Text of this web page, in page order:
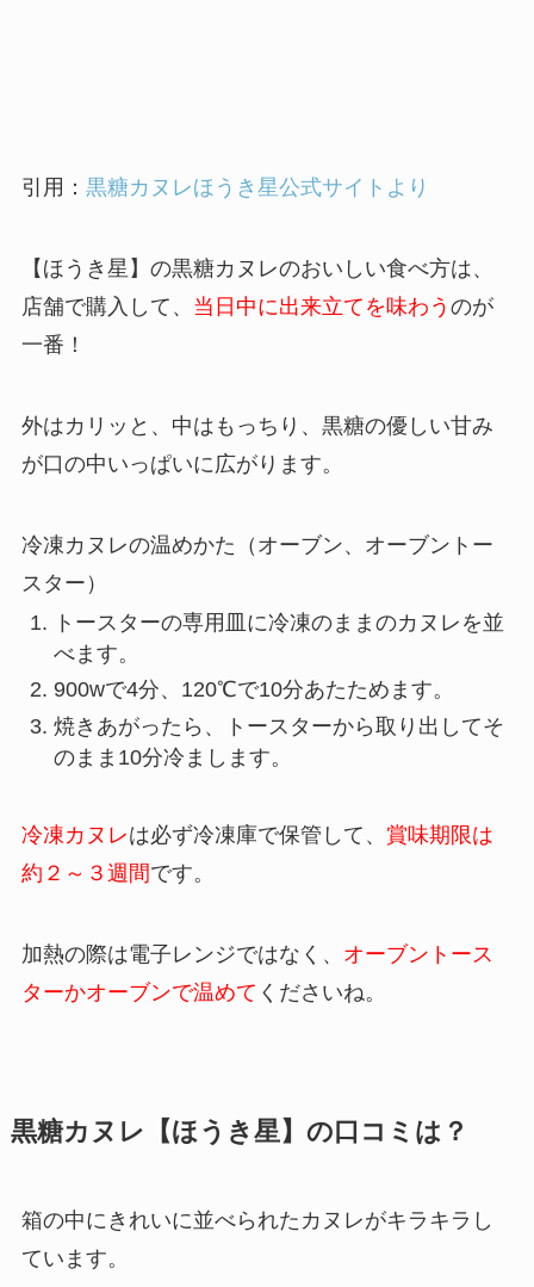
引用： 黒糖カヌレほうき星公式サイトより
【ほうき星】の黒糖カヌレのおいしい食べ方は、
店舗で購入して、 当日中に出来立てを味わう のが
一番！
外はカリッと、中はもっちり、黒糖の優しい甘み
が口の中いっぱいに広がります。
冷凍カヌレの温めかた（オーブン、オーブントー
スター）
トースターの専用皿に冷凍のままのカヌレを並
べます。
900wで4分、120℃で10分あたためます。
焼きあがったら、トースターから取り出してそ
のまま10分冷まします。
冷凍カヌレは必ず冷凍庫で保管して、 賞味期限は
約２～３週間です。
加熱の際は電子レンジではなく、 オーブントース
ターかオーブンで温めて くださいね。
黒糖カヌレ【ほうき星】の口コミは？
箱の中にきれいに並べられたカヌレがキラキラし
ています。